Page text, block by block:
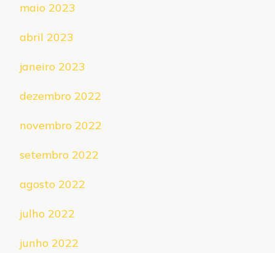
maio 2023
abril 2023
janeiro 2023
dezembro 2022
novembro 2022
setembro 2022
agosto 2022
julho 2022
junho 2022